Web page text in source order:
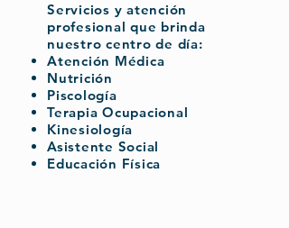
Servicios y atención
profesional que brinda
nuestro centro de día:
Atención Médica
Nutrición
Piscología
Terapia Ocupacional
Kinesiología
Asistente Social
Educación Física